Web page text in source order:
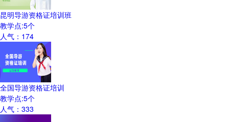
昆明导游资格证培训班
教学点:5个
人气： 174
全国导游资格证培训
教学点:5个
人气： 333